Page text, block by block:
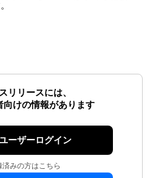
リリースには、
向けの情報があります
ーザーログイン
済みの方はこちら